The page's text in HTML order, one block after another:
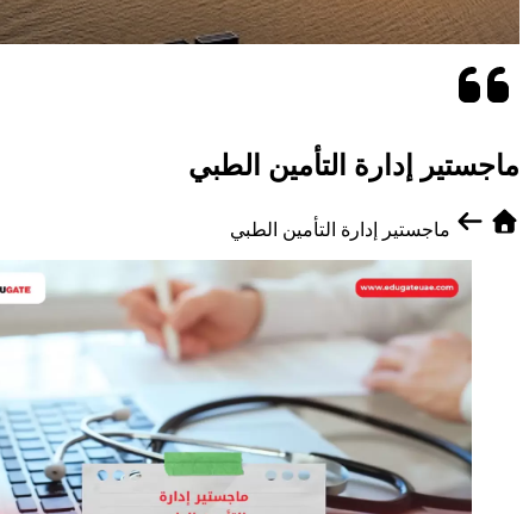
ماجستير إدارة التأمين الطبي
ماجستير إدارة التأمين الطبي